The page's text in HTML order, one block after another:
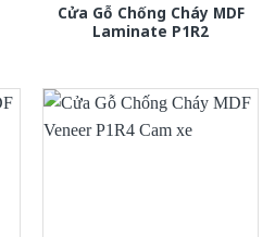
Cửa Gỗ Chống Cháy MDF
Laminate P1R2